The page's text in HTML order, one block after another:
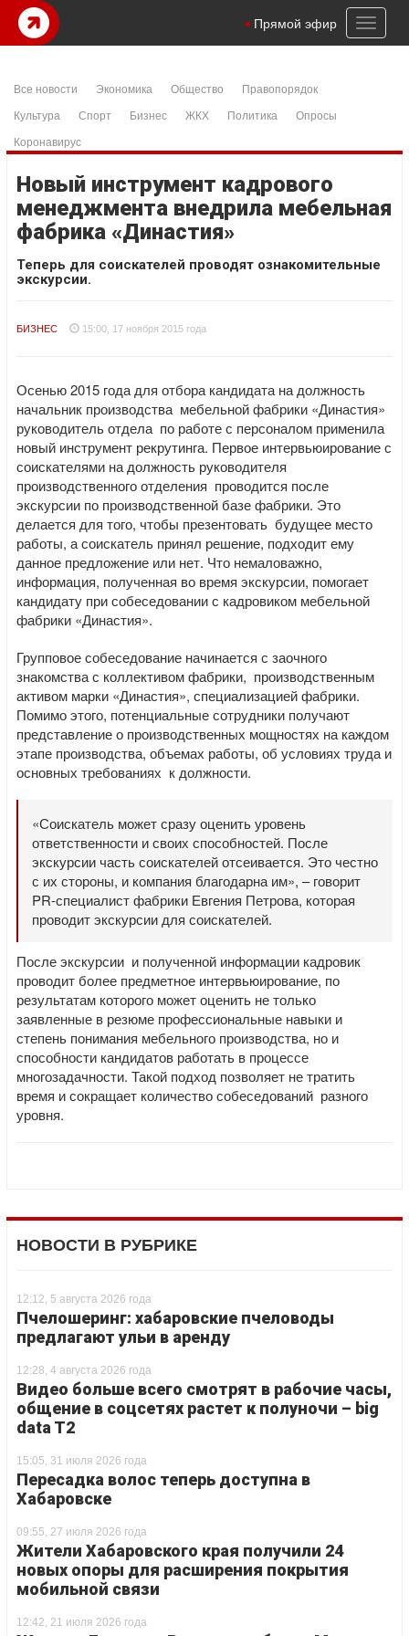
Toggle
Прямой эфир
Все новости Экономика Общество
Правопорядок
Культура
Спорт Бизнес ЖКХ Политика
Опросы
Коронавирус
Новый инструмент кадрового
менеджмента внедрила мебельная
фабрика «Династия»
Теперь для соискателей проводят ознакомительные
экскурсии.
БИЗНЕС 15:00, 17 ноября 2015 года
Осенью 2015 года для отбора кандидата на должность
начальник производства мебельной фабрики «Династия»
руководитель отдела по работе с персоналом применила
новый инструмент рекрутинга. Первое интервьюирование с
соискателями на должность руководителя
производственного отделения проводится после
экскурсии по производственной базе фабрики. Это
делается для того, чтобы презентовать будущее место
работы, а соискатель принял решение, подходит ему
данное предложение или нет. Что немаловажно,
информация, полученная во время экскурсии, помогает
кандидату при собеседовании с кадровиком мебельной
фабрики «Династия».
Групповое собеседование начинается с заочного
знакомства с коллективом фабрики, производственным
активом марки «Династия», специализацией фабрики.
Помимо этого, потенциальные сотрудники получают
представление о производственных мощностях на каждом
этапе производства, объемах работы, об условиях труда и
основных требованиях к должности.
«Соискатель может сразу оценить уровень
ответственности и своих способностей. После
экскурсии часть соискателей отсеивается. Это честно
с их стороны, и компания благодарна им», – говорит
PR-специалист фабрики Евгения Петрова, которая
проводит экскурсии для соискателей.
После экскурсии и полученной информации кадровик
проводит более предметное интервьюирование, по
результатам которого может оценить не только
заявленные в резюме профессиональные навыки и
степень понимания мебельного производства, но и
способности кандидатов работать в процессе
многозадачности. Такой подход позволяет не тратить
время и сокращает количество собеседований разного
уровня.
НОВОСТИ В РУБРИКЕ
12:12, 5 августа 2026 года
Пчелошеринг: хабаровские пчеловоды
предлагают ульи в аренду
12:28, 4 августа 2026 года
Видео больше всего смотрят в рабочие часы,
общение в соцсетях растет к полуночи – big
data T2
15:05, 31 июля 2026 года
Пересадка волос теперь доступна в
Хабаровске
09:55, 27 июля 2026 года
Жители Хабаровского края получили 24
новых опоры для расширения покрытия
мобильной связи
12:42, 21 июля 2026 года